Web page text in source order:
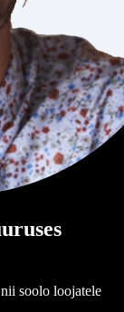
soolo loojatele